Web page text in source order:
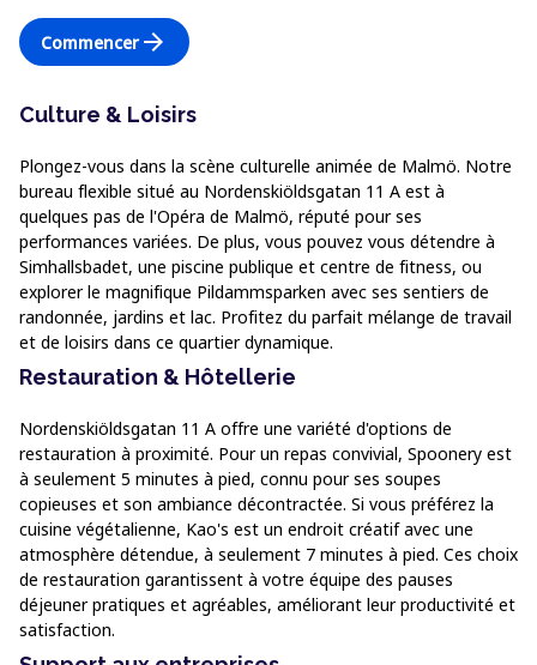
Commencerarrow_forward
Culture & Loisirs
Plongez-vous dans la scène culturelle animée de Malmö. Notre
bureau flexible situé au Nordenskiöldsgatan 11 A est à
quelques pas de l'Opéra de Malmö, réputé pour ses
performances variées. De plus, vous pouvez vous détendre à
Simhallsbadet, une piscine publique et centre de fitness, ou
explorer le magnifique Pildammsparken avec ses sentiers de
randonnée, jardins et lac. Profitez du parfait mélange de travail
et de loisirs dans ce quartier dynamique.
Restauration & Hôtellerie
Nordenskiöldsgatan 11 A offre une variété d'options de
restauration à proximité. Pour un repas convivial, Spoonery est
à seulement 5 minutes à pied, connu pour ses soupes
copieuses et son ambiance décontractée. Si vous préférez la
cuisine végétalienne, Kao's est un endroit créatif avec une
atmosphère détendue, à seulement 7 minutes à pied. Ces choix
de restauration garantissent à votre équipe des pauses
déjeuner pratiques et agréables, améliorant leur productivité et
satisfaction.